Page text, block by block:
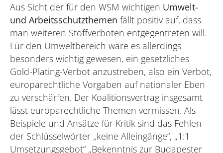
Aus Sicht der für den WSM wichtigen Umwelt-
und Arbeitsschutzthemen fällt positiv auf, dass
man weiteren Stoffverboten entgegentreten will.
Für den Umweltbereich wäre es allerdings
besonders wichtig gewesen, ein gesetzliches
Gold-Plating-Verbot anzustreben, also ein Verbot,
europarechtliche Vorgaben auf nationaler Eben
zu verschärfen. Der Koalitionsvertrag insgesamt
lässt europarechtliche Themen vermissen. Als
Beispiele und Ansätze für Kritik sind das Fehlen
der Schlüsselwörter „keine Alleingänge“, „1:1
Umsetzungsgebot“ „Bekenntnis zur Budapester